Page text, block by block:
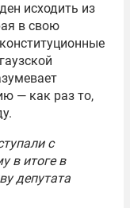
исходить из
в свою
— как раз то,
с
в итоге в
депутата